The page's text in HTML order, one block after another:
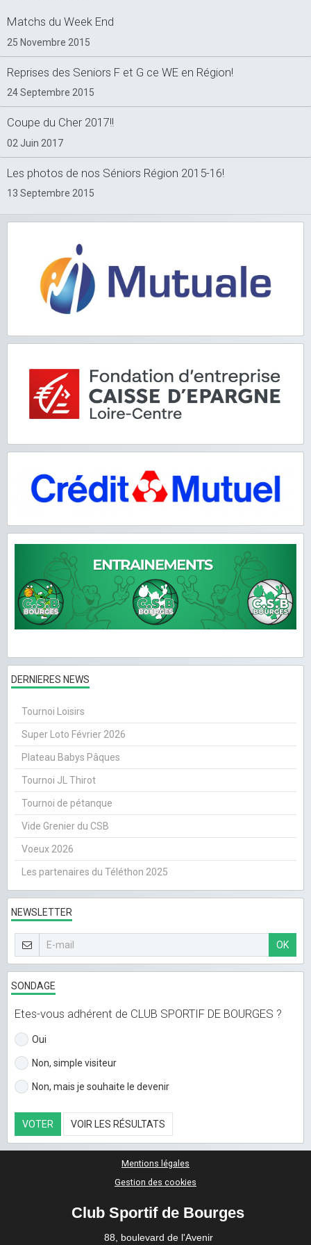
Matchs du Week End
25 Novembre 2015
Reprises des Seniors F et G ce WE en Région!
24 Septembre 2015
Coupe du Cher 2017!!
02 Juin 2017
Les photos de nos Séniors Région 2015-16!
13 Septembre 2015
DERNIERES NEWS
Tournoi Loisirs
Super Loto Février 2026
Plateau Babys Pâques
Tournoi JL Thirot
Tournoi de pétanque
Vide Grenier du CSB
Voeux 2026
Les partenaires du Téléthon 2025
NEWSLETTER
OK
SONDAGE
Etes-vous adhérent de CLUB SPORTIF DE BOURGES ?
Oui
Non, simple visiteur
Non, mais je souhaite le devenir
VOTER VOIR LES RÉSULTATS
Mentions légales
Gestion des cookies
Club Sportif de Bourges
88, boulevard de l'Avenir